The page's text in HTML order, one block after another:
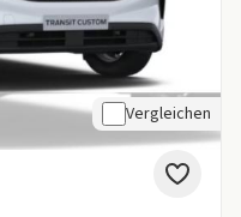
Vergleichen